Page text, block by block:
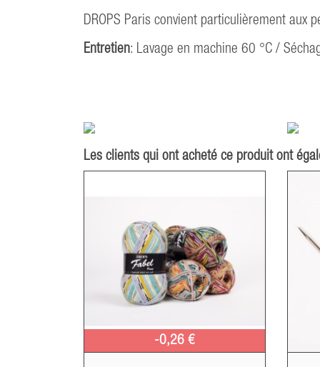
DROPS Paris convient particulièrement
Entretien: Lavage en machine 60 °C /
Les clients qui ont acheté ce produit ont
-0,26 €